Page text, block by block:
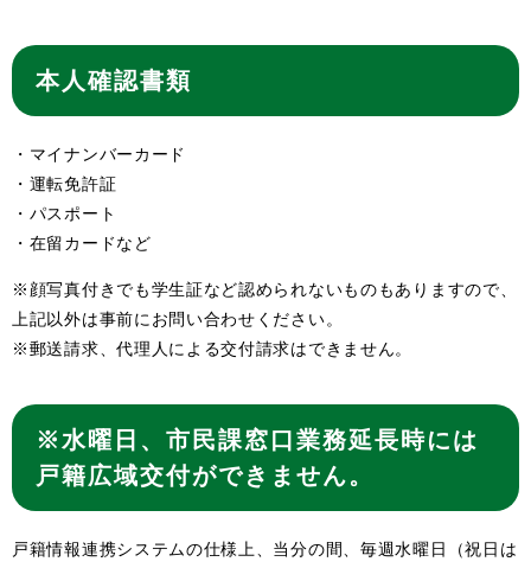
本人確認書類
・マイナンバーカード
・運転免許証
・パスポート
・在留カードなど
※顔写真付きでも学生証など認められないものもありますので、
上記以外は事前にお問い合わせください。
※郵送請求、代理人による交付請求はできません。
※水曜日、市民課窓口業務延長時には
戸籍広域交付ができません。
戸籍情報連携システムの仕様上、当分の間、毎週水曜日（祝日は